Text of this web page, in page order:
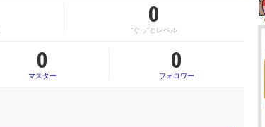
0
“ぐっ”とレベル
0
マスター
0
フォロワー